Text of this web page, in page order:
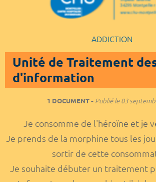
ADDICTION
Unité de Traitement
d'information
1 DOCUMENT Publié le03
Je consomme de l'héroïne et je
Je prends de la morphine tous les
sortir de cette
Je souhaite débuter un traitement